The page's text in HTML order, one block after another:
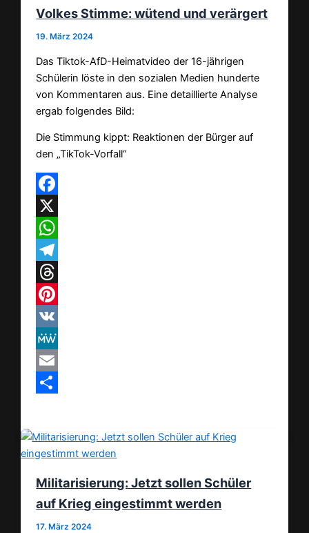
Volkes Stimme: wütend und verärgert
19. März 2024
Das Tiktok-AfD-Heimatvideo der 16-jährigen
Schülerin löste in den sozialen Medien hunderte
von Kommentaren aus. Eine detaillierte Analyse
ergab folgendes Bild:
Die Stimmung kippt: Reaktionen der Bürger auf
den „TikTok-Vorfall“
Facebook
X
WhatsApp
Telegram
Threads
Pinterest
VK
MeWe
Email
Militarisierung: Jetzt sollen Schüler
auf Krieg eingestimmt werden
17. März 2024